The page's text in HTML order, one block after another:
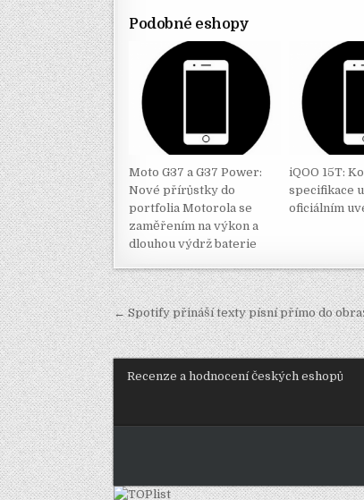
Podobné eshopy
Moto G37 a G37 Power:
Nové přírůstky do
portfolia Motorola se
zaměřením na výkon a
dlouhou výdrž baterie
iQOO 15T:
specifikace
oficiálním
Navigace
pro
příspěvek
← Spotify přináší texty písní přímo do
Recenze a hodnocení českých eshopů